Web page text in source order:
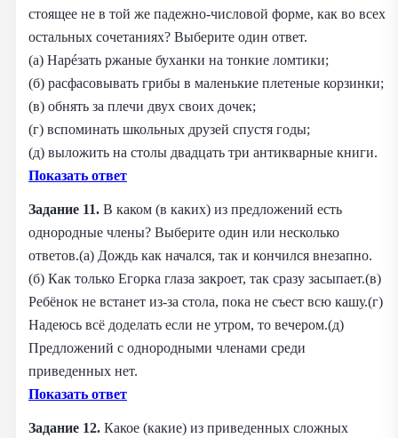
стоящее не в той же падежно-числовой форме, как во всех
остальных сочетаниях? Выберите один ответ.
(а) Нарéзать ржаные буханки на тонкие ломтики;
(б) расфасовывать грибы в маленькие плетеные корзинки;
(в) обнять за плечи двух своих дочек;
(г) вспоминать школьных друзей спустя годы;
(д) выложить на столы двадцать три антикварные книги.
Показать ответ
Задание 11. В каком (в каких) из предложений есть
однородные члены? Выберите один или несколько
ответов.(а) Дождь как начался, так и кончился внезапно.
(б) Как только Егорка глаза закроет, так сразу засыпает.(в)
Ребёнок не встанет из-за стола, пока не съест всю кашу.(г)
Надеюсь всё доделать если не утром, то вечером.(д)
Предложений с однородными членами среди
приведенных нет.
Показать ответ
Задание 12. Какое (какие) из приведенных сложных